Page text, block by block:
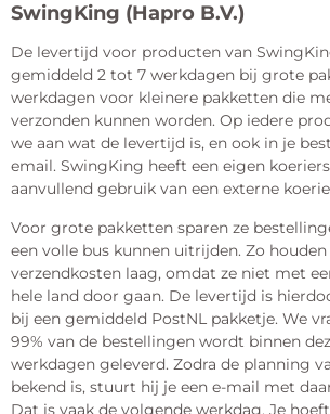
SwingKing (Hapro B.V.)
De levertijd voor producten van
gemiddeld 2 tot 7 werkdagen bij grote
werkdagen voor kleinere pakketten die
verzonden kunnen worden. Op iedere
we aan wat de levertijd is, en ook in je
email. SwingKing heeft een eigen
aanvullend gebruik van een externe
Voor grote pakketten sparen ze
een volle bus kunnen uitrijden. Zo houden
verzendkosten laag, omdat ze niet met
hele land door gaan. De levertijd is
bij een gemiddeld PostNL pakketje. We
99% van de bestellingen wordt binnen
werkdagen geleverd. Zodra de planning
bekend is, stuurt hij je een e-mail met
Dat is vaak de volgende werkdag. Je